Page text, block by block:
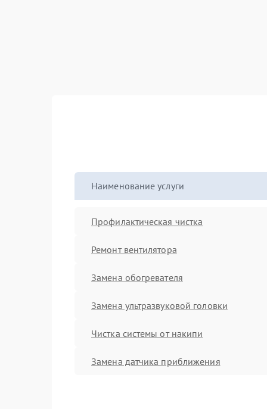
Наименование услуги
Профилактическая чистка
Ремонт вентилятора
Замена обогревателя
Замена ультразвуковой головки
Чистка системы от накипи
Замена датчика приближения